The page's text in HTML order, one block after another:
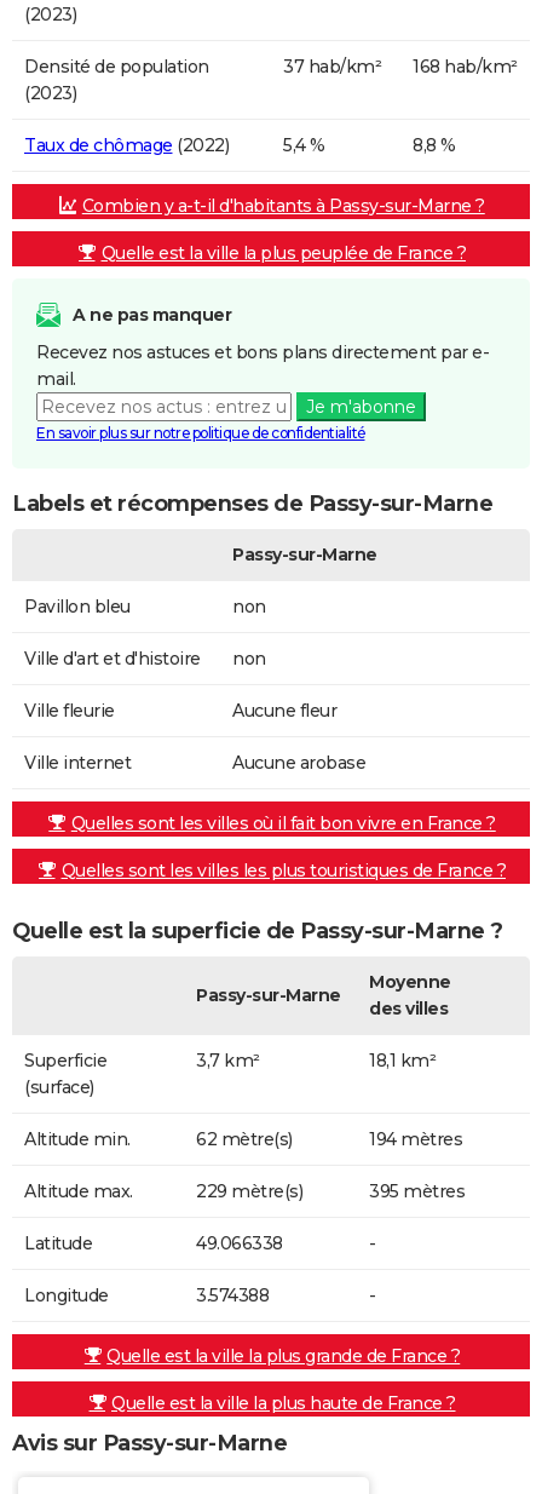
(2023)
Densité de population
(2023)
37 hab/km² 168 hab/km²
Taux de chômage (2022) 5,4 % 8,8 %
Combien y a-t-il d'habitants à Passy-sur-Marne ?
Quelle est la ville la plus peuplée de France ?
A ne pas manquer
Recevez nos astuces et bons plans directement par e-
mail.
Je m'abonne
En savoir plus sur notre politique de confidentialité
Labels et récompenses de Passy-sur-Marne
Passy-sur-Marne
Pavillon bleu non
Ville d'art et d'histoire non
Ville fleurie Aucune fleur
Ville internet Aucune arobase
Quelles sont les villes où il fait bon vivre en France ?
Quelles sont les villes les plus touristiques de France ?
Quelle est la superficie de Passy-sur-Marne ?
Passy-sur-Marne
Moyenne
des villes
Superficie
(surface)
3,7 km² 18,1 km²
Altitude min. 62 mètre(s) 194 mètres
Altitude max. 229 mètre(s) 395 mètres
Latitude 49.066338 -
Longitude 3.574388 -
Quelle est la ville la plus grande de France ?
Quelle est la ville la plus haute de France ?
Avis sur Passy-sur-Marne